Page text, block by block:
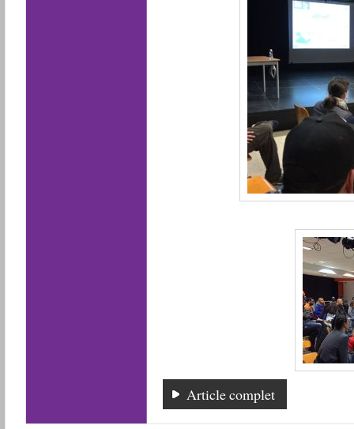
Article complet